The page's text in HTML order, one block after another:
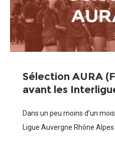
Sélection AURA
avant les
Dans un peu moins d’un
Ligue Auvergne Rhône